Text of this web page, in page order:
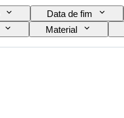
Data de fim
Material
Modelo